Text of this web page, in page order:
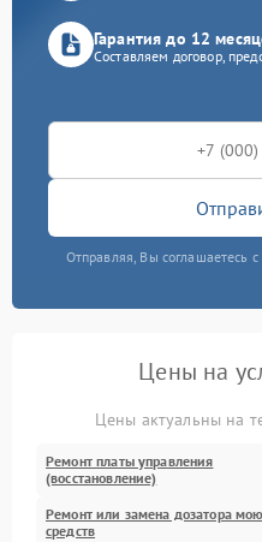
Гарантия до 12
Составляем договор,
Отправляя, Вы соглашаетесь
Цены на
Цены актуальны на
Ремонт платы управления
(восстановление)
Ремонт или замена дозатора
средств